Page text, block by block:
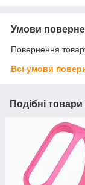
Умови
Повернення
Всі умови
Подібні товари